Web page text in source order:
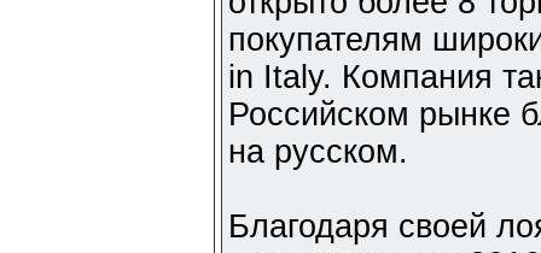
покупателям
in Italy. Компания
Российском рынке
на русском.
Благодаря своей